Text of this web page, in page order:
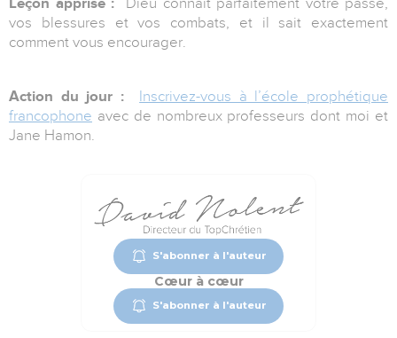
vos blessures et vos combats, et il sait exactement
comment vous encourager.
Action du jour :
Inscrivez-vous à l’école prophétique
francophone avec de nombreux professeurs dont moi et
Jane Hamon.
S'abonner à l'auteur
Cœur à cœur
S'abonner à l'auteur